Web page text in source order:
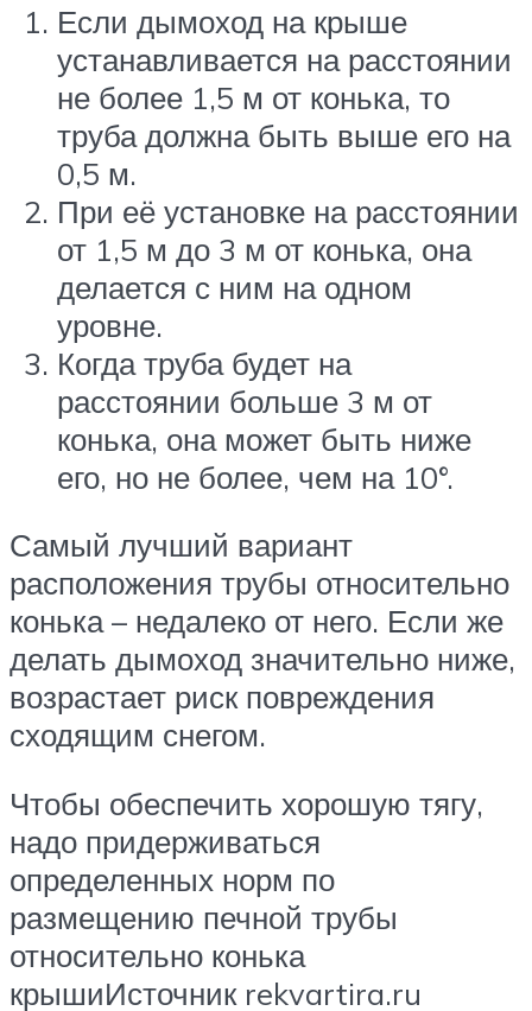
Если дымоход на крыше
устанавливается на расстоянии
не более 1,5 м от конька, то
труба должна быть выше его на
0,5 м.
При её установке на расстоянии
от 1,5 м до 3 м от конька, она
делается с ним на одном
уровне.
Когда труба будет на
расстоянии больше 3 м от
конька, она может быть ниже
его, но не более, чем на 10°.
Самый лучший вариант
расположения трубы относительно
конька – недалеко от него. Если же
делать дымоход значительно ниже,
возрастает риск повреждения
сходящим снегом.
Чтобы обеспечить хорошую тягу,
надо придерживаться
определенных норм по
размещению печной трубы
относительно конька
крышиИсточник rekvartira.ru